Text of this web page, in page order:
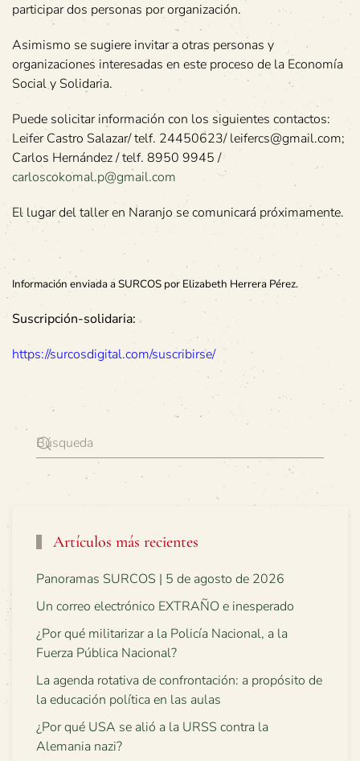
participar dos personas por organización.
Asimismo se sugiere invitar a otras personas y
organizaciones interesadas en este proceso de la Economía
Social y Solidaria.
Puede solicitar información con los siguientes contactos:
Leifer Castro Salazar/ telf. 24450623/ leifercs@gmail.com;
Carlos Hernández / telf. 8950 9945 /
carloscokomal.p@gmail.com
El lugar del taller en Naranjo se comunicará próximamente.
Información enviada a SURCOS por Elizabeth Herrera Pérez.
Suscripción-solidaria:
https://surcosdigital.com/suscribirse/
Artículos más recientes
Panoramas SURCOS | 5 de agosto de 2026
Un correo electrónico EXTRAÑO e inesperado
¿Por qué militarizar a la Policía Nacional, a la
Fuerza Pública Nacional?
La agenda rotativa de confrontación: a propósito de
la educación política en las aulas
¿Por qué USA se alió a la URSS contra la
Alemania nazi?